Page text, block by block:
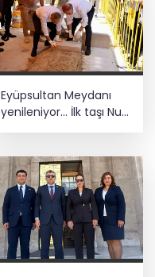
Eyüpsultan Meydanı
yenileniyor... İlk taşı Nuri